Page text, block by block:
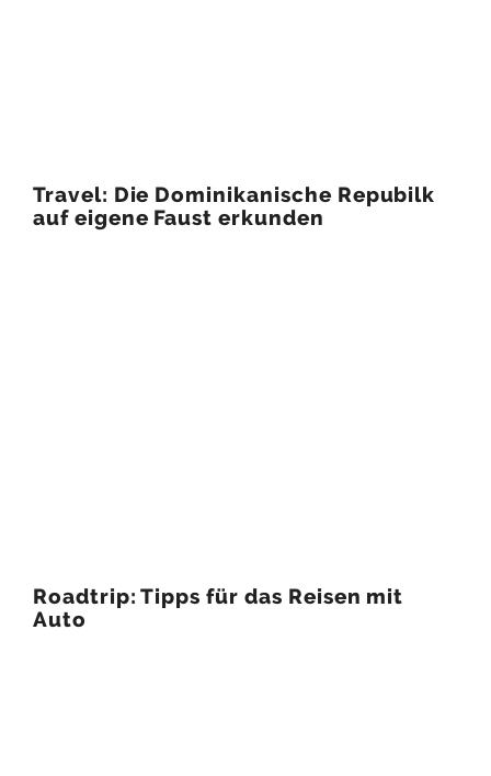
Travel: Die Dominikanische Repubilk
auf eigene Faust erkunden
Roadtrip: Tipps für das Reisen mit
Auto